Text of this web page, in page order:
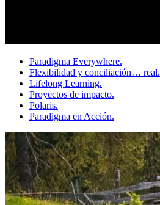
Paradigma Everywhere.
Flexibilidad y conciliación… real.
Lifelong Learning.
Proyectos de impacto.
Polaris.
Paradigma en Acción.